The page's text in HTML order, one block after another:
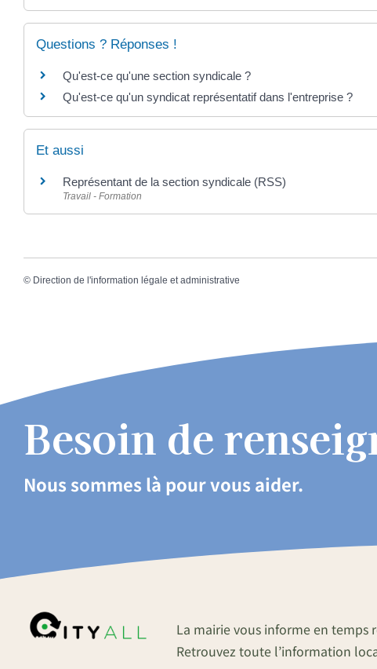
Questions ? Réponses !
Qu'est-ce qu'une section syndicale ?
Qu'est-ce qu'un syndicat représentatif dans l'entreprise ?
Et aussi
Représentant de la section syndicale (RSS)
Travail - Formation
© Direction de l'information légale et administrative
Besoin de
Nous sommes là pour vous aider.
La mairie vous informe en temps
Retrouvez toute l’information